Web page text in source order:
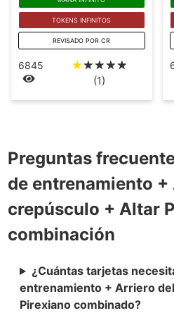
6845 ☆☆☆☆☆
(1)
TOKENS INFINITOS
REVISADO POR CR
Preguntas
de entrenamiento
crepúsculo + Altar
combinación
¿Cuántas tarjetas
entrenamiento + Arriero
Pirexiano combinado?